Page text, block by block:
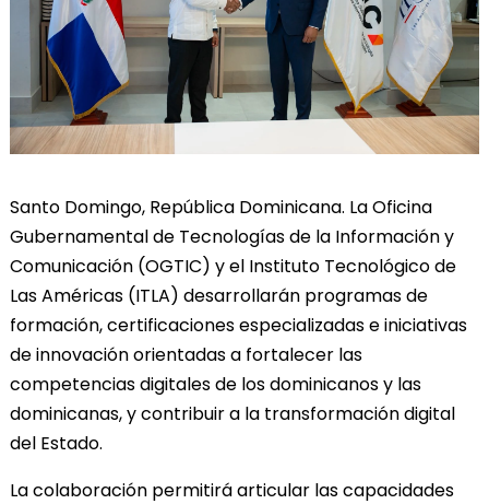
Santo Domingo, República Dominicana. La Oficina
Gubernamental de Tecnologías de la Información y
Comunicación (OGTIC) y el Instituto Tecnológico de
Las Américas (ITLA) desarrollarán programas de
formación, certificaciones especializadas e iniciativas
de innovación orientadas a fortalecer las
competencias digitales de los dominicanos y las
dominicanas, y contribuir a la transformación digital
del Estado.
La colaboración permitirá articular las capacidades